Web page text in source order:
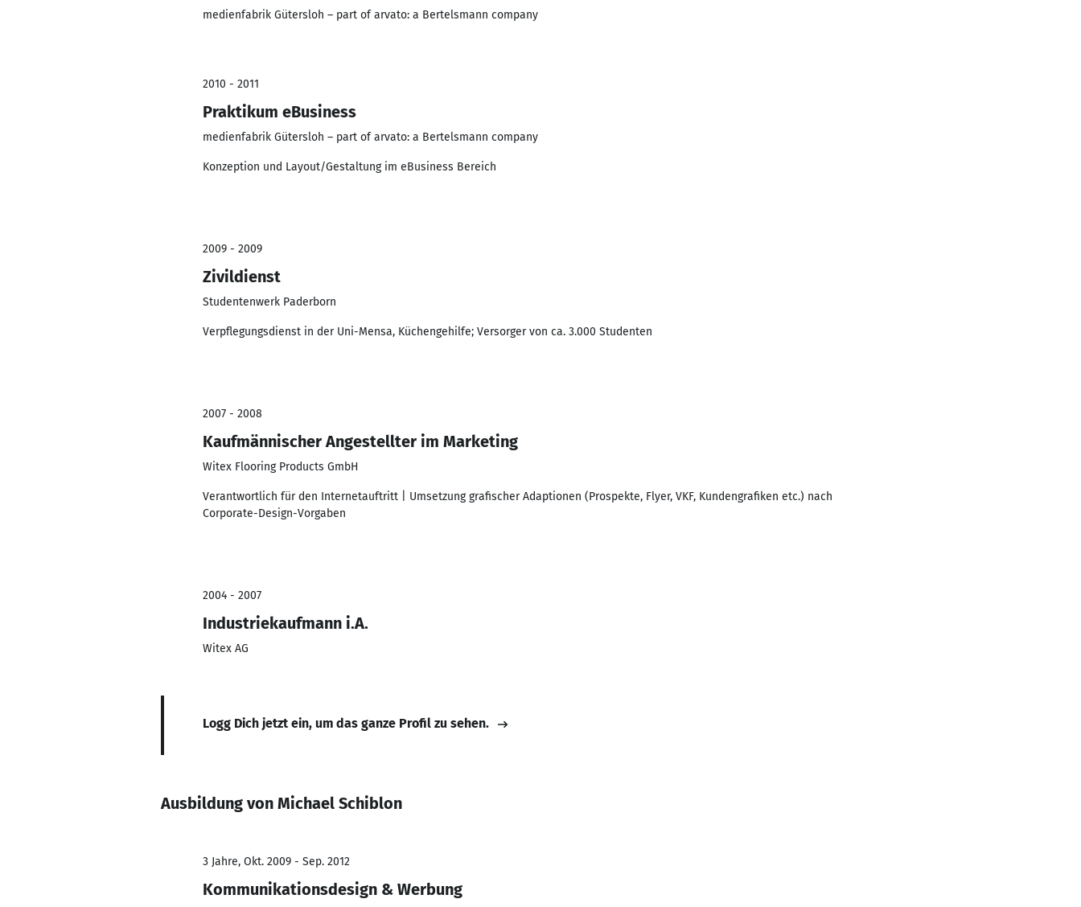
medienfabrik Gütersloh – part of arvato: a Bertelsmann company
2010 - 2011
Praktikum eBusiness
medienfabrik Gütersloh – part of arvato: a Bertelsmann company
Konzeption und Layout/Gestaltung im eBusiness Bereich
2009 - 2009
Zivildienst
Studentenwerk Paderborn
Verpflegungsdienst in der Uni-Mensa, Küchengehilfe; Versorger von ca. 3.000 Studenten
2007 - 2008
Kaufmännischer Angestellter im Marketing
Witex Flooring Products GmbH
Verantwortlich für den Internetauftritt | Umsetzung grafischer Adaptionen (Prospekte, Flyer, VKF, Kundengrafiken etc.) nach
Corporate-Design-Vorgaben
2004 - 2007
Industriekaufmann i.A.
Witex AG
Logg Dich jetzt ein, um das ganze Profil zu sehen.
Ausbildung von Michael Schiblon
3 Jahre, Okt. 2009 - Sep. 2012
Kommunikationsdesign & Werbung